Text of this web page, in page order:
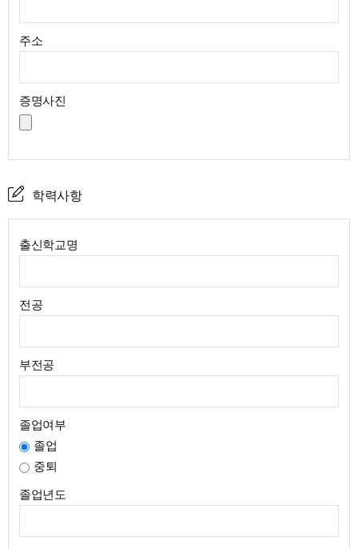
주소
증명사진
학력사항
출신학교명
전공
부전공
졸업여부
졸업
중퇴
졸업년도